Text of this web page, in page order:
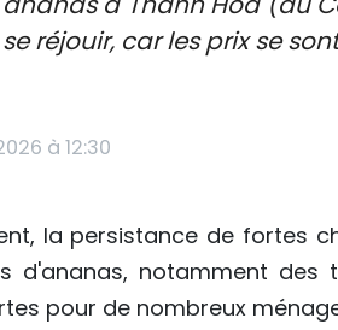
réjouir, car les prix se
à 12:30
la persistance de fortes
d'ananas, notamment
pour de nombreux